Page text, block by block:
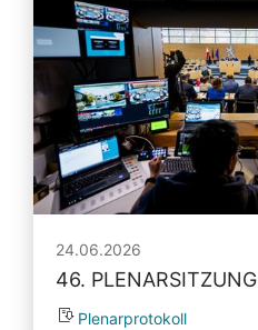
24.06.2026
46. PLENARSITZUNG
Plenarprotokoll